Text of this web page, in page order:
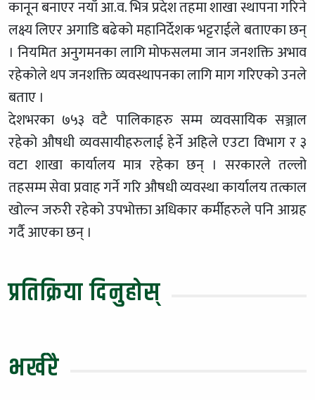
कानून बनाएर नयाँ आ.व. भित्र प्रदेश तहमा शाखा स्थापना गरिने
लक्ष्य लिएर अगाडि बढेको महानिर्देशक भट्टराईले बताएका छन्
। नियमित अनुगमनका लागि मोफसलमा जान जनशक्ति अभाव
रहेकोले थप जनशक्ति व्यवस्थापनका लागि माग गरिएको उनले
बताए ।
देशभरका ७५३ वटै पालिकाहरु सम्म व्यवसायिक सञ्जाल
रहेको औषधी व्यवसायीहरुलाई हेर्ने अहिले एउटा विभाग र ३
वटा शाखा कार्यालय मात्र रहेका छन् । सरकारले तल्लो
तहसम्म सेवा प्रवाह गर्ने गरि औषधी व्यवस्था कार्यालय तत्काल
खोल्न जरुरी रहेको उपभोक्ता अधिकार कर्मीहरुले पनि आग्रह
गर्दै आएका छन् ।
प्रतिक्रिया दिनुहोस्
भर्खरै